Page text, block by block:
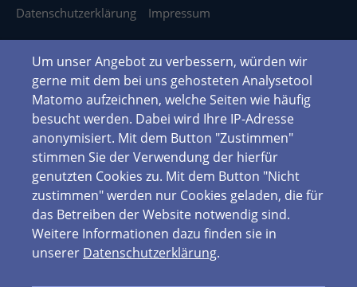
Datenschutzerklärung
Impressum
Um unser Angebot zu verbessern, würden wir
gerne mit dem bei uns gehosteten Analysetool
Matomo aufzeichnen, welche Seiten wie häufig
besucht werden. Dabei wird Ihre IP-Adresse
anonymisiert. Mit dem Button "Zustimmen"
stimmen Sie der Verwendung der hierfür
genutzten Cookies zu. Mit dem Button "Nicht
zustimmen" werden nur Cookies geladen, die für
das Betreiben der Website notwendig sind.
Weitere Informationen dazu finden sie in
unserer Datenschutzerklärung.